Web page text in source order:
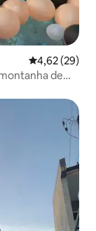
4,62 de uma
4,62 (29)
de